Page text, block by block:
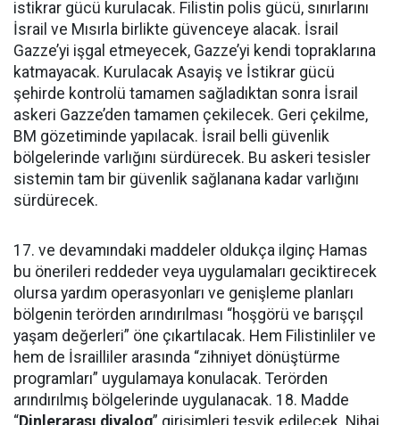
istikrar gücü kurulacak. Filistin polis gücü, sınırlarını
İsrail ve Mısırla birlikte güvenceye alacak. İsrail
Gazze’yi işgal etmeyecek, Gazze’yi kendi topraklarına
katmayacak. Kurulacak Asayiş ve İstikrar gücü
şehirde kontrolü tamamen sağladıktan sonra İsrail
askeri Gazze’den tamamen çekilecek. Geri çekilme,
BM gözetiminde yapılacak. İsrail belli güvenlik
bölgelerinde varlığını sürdürecek. Bu askeri tesisler
sistemin tam bir güvenlik sağlanana kadar varlığını
sürdürecek.
17. ve devamındaki maddeler oldukça ilginç Hamas
bu önerileri reddeder veya uygulamaları geciktirecek
olursa yardım operasyonları ve genişleme planları
bölgenin terörden arındırılması “hoşgörü ve barışçıl
yaşam değerleri” öne çıkartılacak. Hem Filistinliler ve
hem de İsrailliler arasında “zihniyet dönüştürme
programları” uygulamaya konulacak. Terörden
arındırılmış bölgelerinde uygulanacak. 18. Madde
“Dinlerarası diyalog” girişimleri teşvik edilecek. Nihai